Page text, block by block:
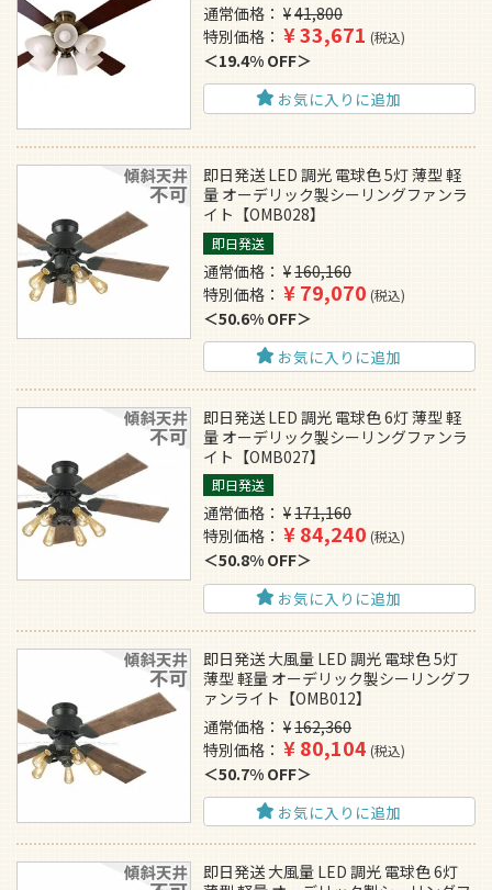
通常価格
¥41,800
特別価格
¥33,671 税込
19.4% OFF
お気に入りに追加
即日発送 LED 調光 電球色 5灯 薄型 軽
量 オーデリック製シーリングファンラ
イト【OMB028】
即日発送
通常価格 ¥160,160
特別価格
¥79,070 税込
50.6% OFF
お気に入りに追加
即日発送 LED 調光 電球色 6灯 薄型 軽
量 オーデリック製シーリングファンラ
イト【OMB027】
即日発送
通常価格 ¥171,160
特別価格
¥84,240 税込
50.8% OFF
お気に入りに追加
即日発送 大風量 LED 調光 電球色 5灯
薄型 軽量 オーデリック製シーリングフ
ァンライト【OMB012】
通常価格
¥162,360
特別価格
¥80,104 税込
50.7% OFF
お気に入りに追加
即日発送 大風量 LED 調光 電球色 6灯